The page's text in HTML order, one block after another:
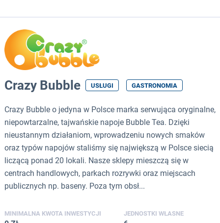
Crazy Bubble USŁUGI GASTRONOMIA
Crazy Bubble o jedyna w Polsce marka serwująca oryginalne,
niepowtarzalne, tajwańskie napoje Bubble Tea. Dzięki
nieustannym działaniom, wprowadzeniu nowych smaków
oraz typów napojów staliśmy się największą w Polsce siecią
liczącą ponad 20 lokali. Nasze sklepy mieszczą się w
centrach handlowych, parkach rozrywki oraz miejscach
publicznych np. baseny. Poza tym obsł...
MINIMALNA KWOTA INWESTYCJI JEDNOSTKI WŁASNE